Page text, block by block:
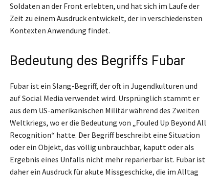
Soldaten an der Front erlebten, und hat sich im Laufe der
Zeit zu einem Ausdruck entwickelt, der in verschiedensten
Kontexten Anwendung findet.
Bedeutung des Begriffs Fubar
Fubar ist ein Slang-Begriff, der oft in Jugendkulturen und
auf Social Media verwendet wird. Ursprünglich stammt er
aus dem US-amerikanischen Militär während des Zweiten
Weltkriegs, wo er die Bedeutung von „Fouled Up Beyond All
Recognition“ hatte. Der Begriff beschreibt eine Situation
oder ein Objekt, das völlig unbrauchbar, kaputt oder als
Ergebnis eines Unfalls nicht mehr reparierbar ist. Fubar ist
daher ein Ausdruck für akute Missgeschicke, die im Alltag